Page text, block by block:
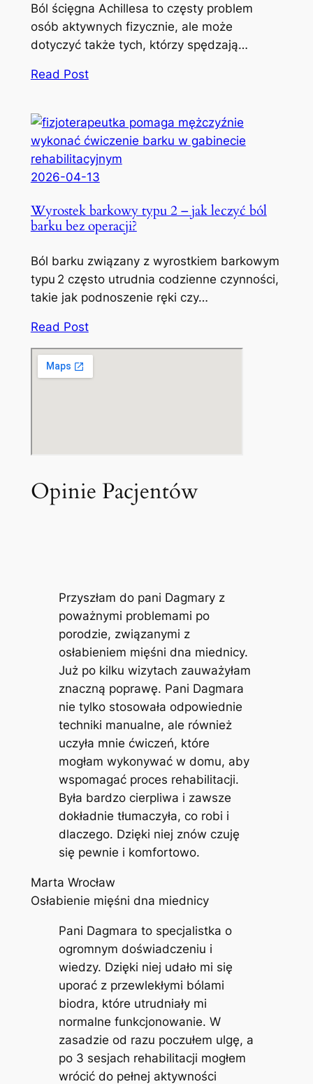
Ból ścięgna Achillesa to częsty problem
osób aktywnych fizycznie, ale może
dotyczyć także tych, którzy spędzają…
Read Post
2026-04-13
Wyrostek barkowy typu 2 – jak leczyć ból
barku bez operacji?
Ból barku związany z wyrostkiem barkowym
typu 2 często utrudnia codzienne czynności,
takie jak podnoszenie ręki czy…
Read Post
Opinie Pacjentów
Przyszłam do pani Dagmary z
poważnymi problemami po
porodzie, związanymi z
osłabieniem mięśni dna miednicy.
Już po kilku wizytach zauważyłam
znaczną poprawę. Pani Dagmara
nie tylko stosowała odpowiednie
techniki manualne, ale również
uczyła mnie ćwiczeń, które
mogłam wykonywać w domu, aby
wspomagać proces rehabilitacji.
Była bardzo cierpliwa i zawsze
dokładnie tłumaczyła, co robi i
dlaczego. Dzięki niej znów czuję
się pewnie i komfortowo.
Marta Wrocław
Osłabienie mięśni dna miednicy
Pani Dagmara to specjalistka o
ogromnym doświadczeniu i
wiedzy. Dzięki niej udało mi się
uporać z przewlekłymi bólami
biodra, które utrudniały mi
normalne funkcjonowanie. W
zasadzie od razu poczułem ulgę, a
po 3 sesjach rehabilitacji mogłem
wrócić do pełnej aktywności